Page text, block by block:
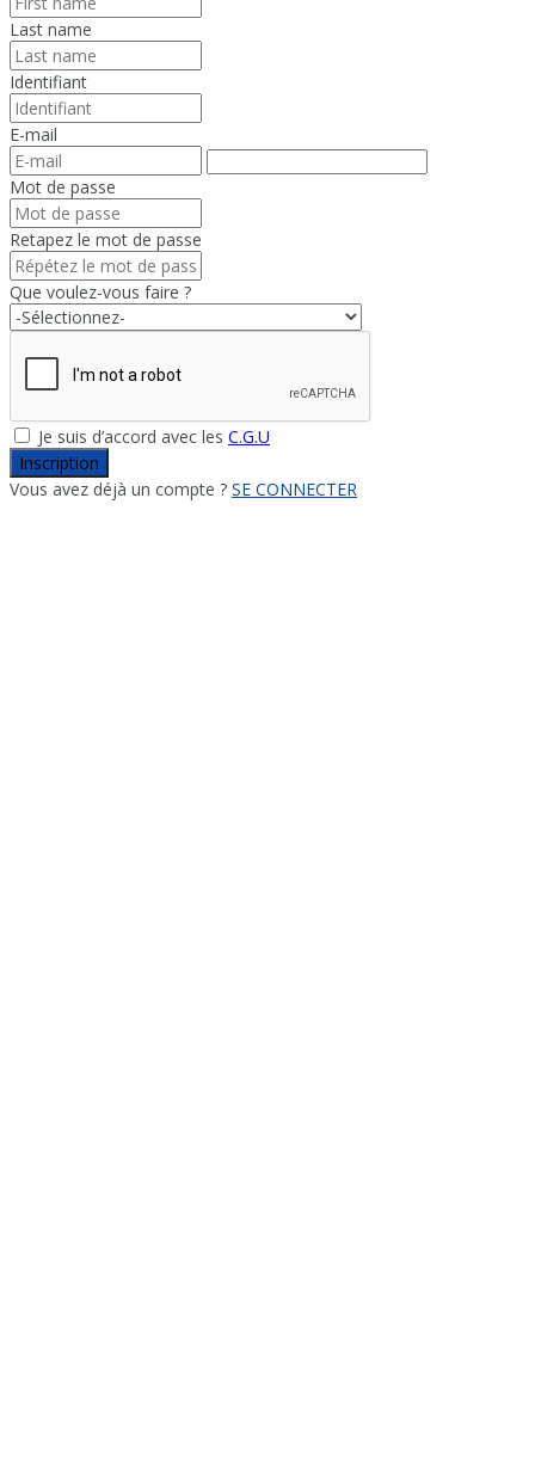
Last name
Identifiant
E-mail
Mot de passe
Retapez le mot de passe
Que voulez-vous faire ?
Je suis d’accord avec les C.G.U
Inscription
Vous avez déjà un compte ? SE CONNECTER